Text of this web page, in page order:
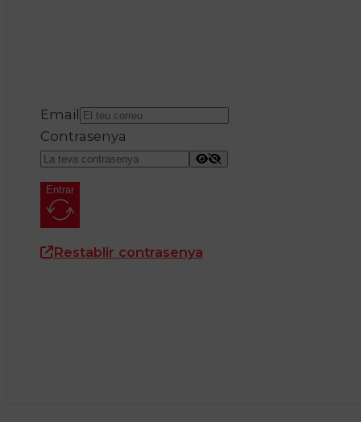
Email
Contrasenya
Entrar
Restablir contrasenya